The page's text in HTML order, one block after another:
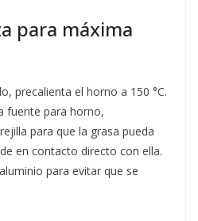
para máxima
precalienta el horno a 150 °C.
fuente para horno,
para que la grasa pueda
en contacto directo con ella.
para evitar que se